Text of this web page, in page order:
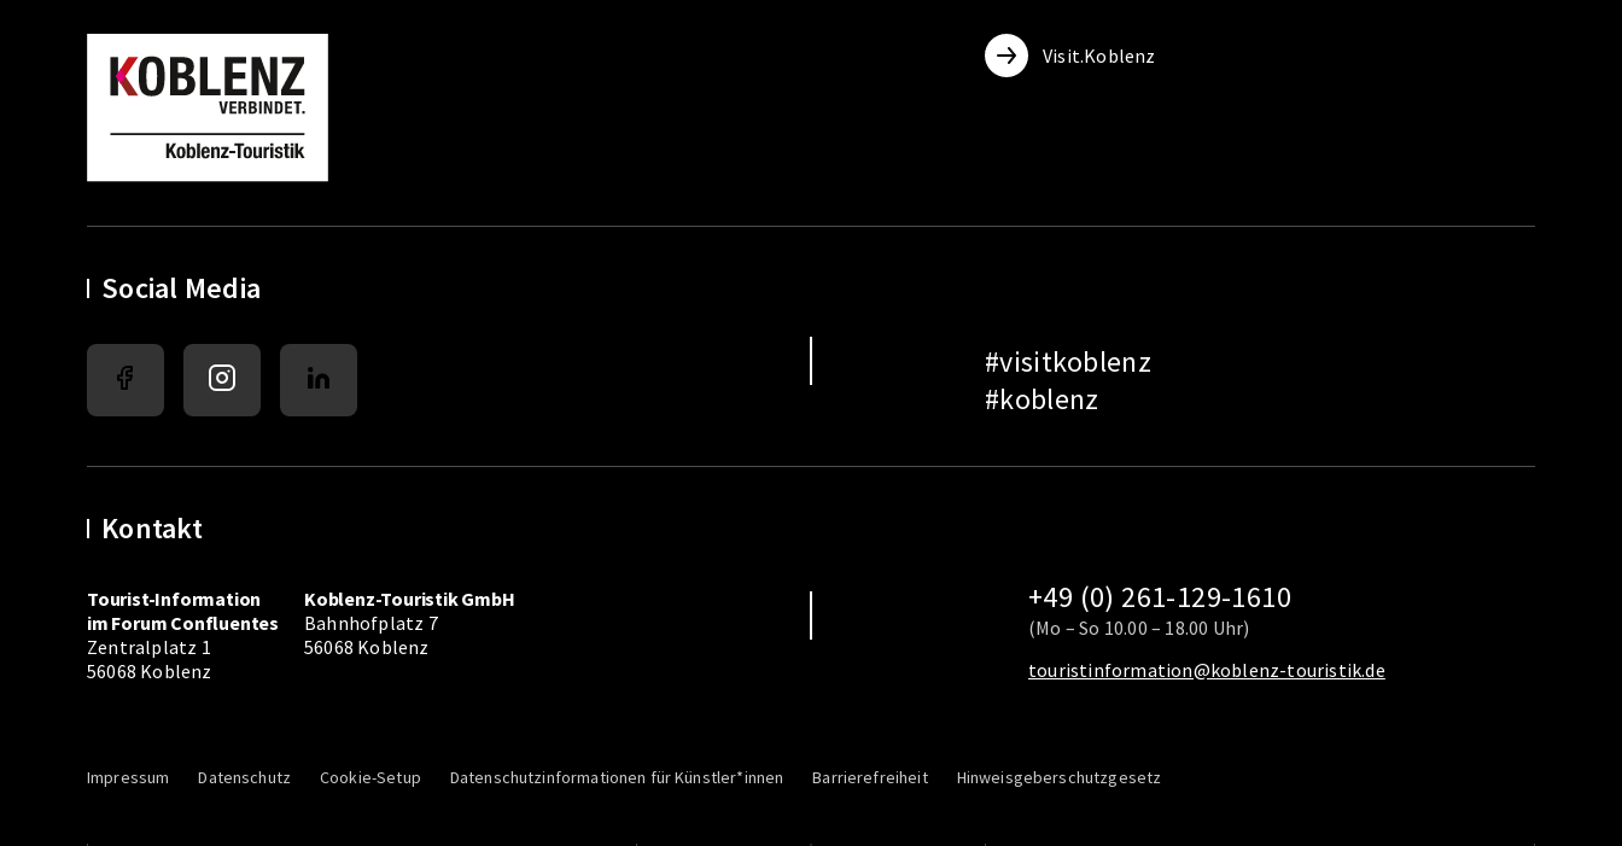
Visit.Koblenz
Social Media
#visitkoblenz
#koblenz
Kontakt
Tourist-Information
im Forum Confluentes
Zentralplatz 1
56068 Koblenz
Koblenz-Touristik GmbH
Bahnhofplatz 7
56068 Koblenz
+49 (0) 261-129-1610
(Mo – So 10.00 – 18.00 Uhr)
touristinformation@koblenz-touristik.de
Impressum Datenschutz Cookie-Setup Datenschutzinformationen für Künstler*innen Barrierefreiheit Hinweisgeberschutzgesetz